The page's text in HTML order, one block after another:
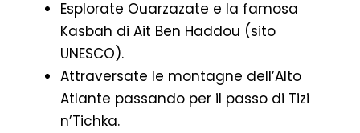
Esplorate Ouarzazate e la famosa
Kasbah di Ait Ben Haddou (sito
UNESCO).
Attraversate le montagne dell’Alto
Atlante passando per il passo di Tizi
n’Tichka.